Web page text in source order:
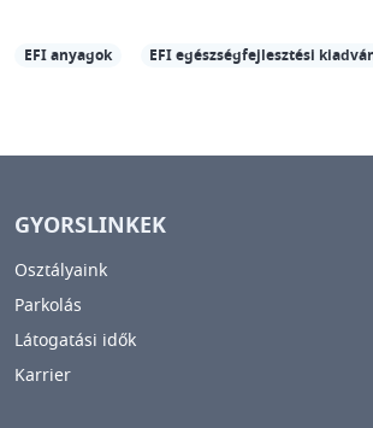
EFI anyagok EFI egészségfejlesztési
GYORSLINKEK
Osztályaink
Parkolás
Látogatási idők
Karrier